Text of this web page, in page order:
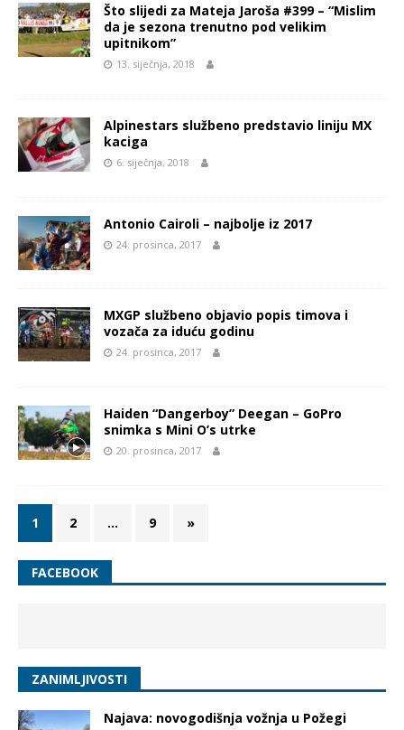
Što slijedi za Mateja Jaroša #399 – “Mislim
da je sezona trenutno pod velikim
upitnikom”
13. siječnja, 2018
Alpinestars službeno predstavio liniju MX
kaciga
6. siječnja, 2018
Antonio Cairoli – najbolje iz 2017
24. prosinca, 2017
MXGP službeno objavio popis timova i
vozača za iduću godinu
24. prosinca, 2017
Haiden “Dangerboy” Deegan – GoPro
snimka s Mini O’s utrke
20. prosinca, 2017
1 2 … 9 »
FACEBOOK
ZANIMLJIVOSTI
Najava: novogodišnja vožnja u Požegi